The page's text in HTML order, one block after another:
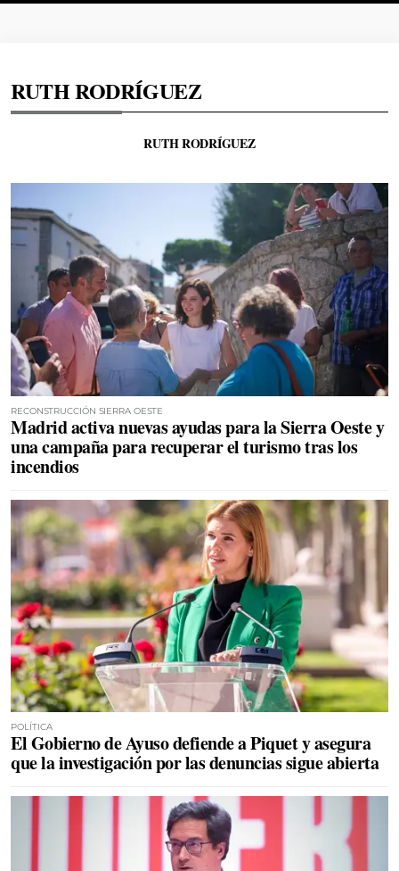
RUTH RODRÍGUEZ
RUTH RODRÍGUEZ
RECONSTRUCCIÓN SIERRA OESTE
Madrid activa nuevas ayudas para la Sierra Oeste y
una campaña para recuperar el turismo tras los
incendios
POLÍTICA
El Gobierno de Ayuso defiende a Piquet y asegura
que la investigación por las denuncias sigue abierta